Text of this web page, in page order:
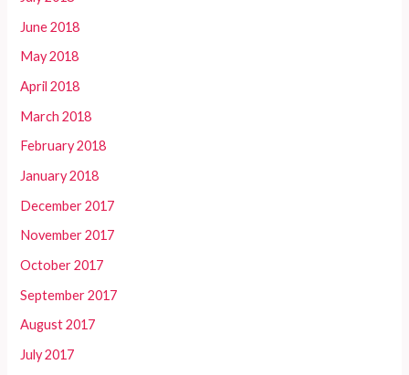
June 2018
May 2018
April 2018
March 2018
February 2018
January 2018
December 2017
November 2017
October 2017
September 2017
August 2017
July 2017